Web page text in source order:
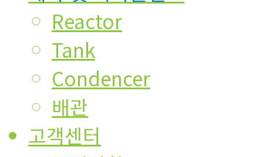
Reactor
Tank
Condencer
배관
고객센터